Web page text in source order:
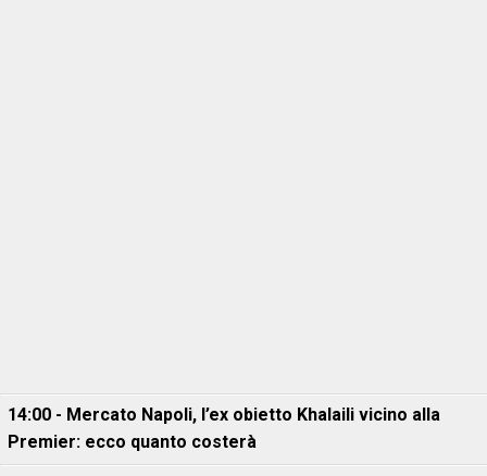
14:00 - Mercato Napoli, l’ex obietto Khalaili vicino alla
Premier: ecco quanto costerà